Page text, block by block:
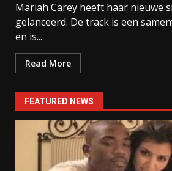
Mariah Carey heeft haar nieuwe
gelanceerd. De track is een
en is...
Read More
FEATURED NEWS